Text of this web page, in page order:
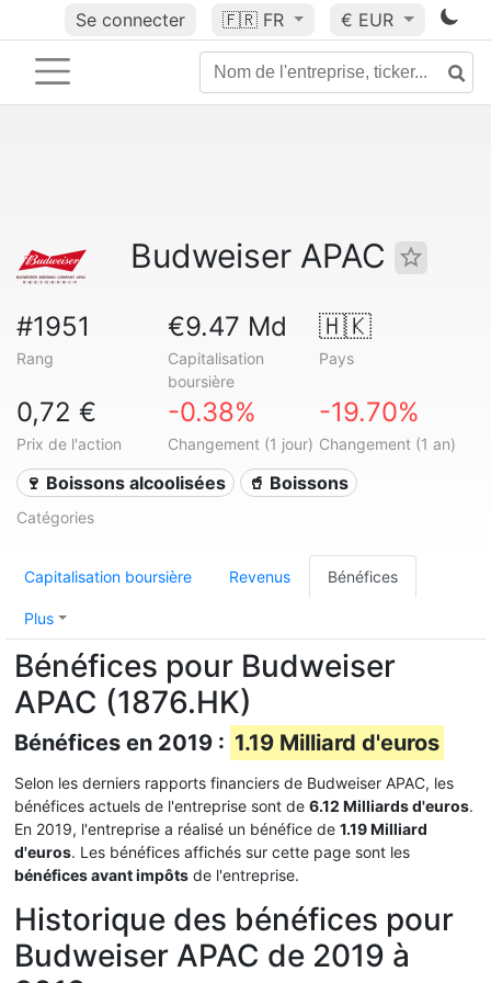
Se connecter 🇫🇷 FR € EUR
Budweiser APAC
#1951
Rang
€9.47 Md
Capitalisation
boursière
🇭🇰
Pays
0,72 €
Prix de l'action
-0.38%
Changement (1 jour)
-19.70%
Changement (1 an)
🍷 Boissons alcoolisées 🥤 Boissons
Catégories
Capitalisation boursière Revenus Bénéfices
Plus
Bénéfices pour Budweiser
APAC (1876.HK)
Bénéfices en 2019 : 1.19 Milliard d'euros
Selon les derniers rapports financiers de Budweiser APAC, les
bénéfices actuels de l'entreprise sont de 6.12 Milliards d'euros.
En 2019, l'entreprise a réalisé un bénéfice de 1.19 Milliard
d'euros. Les bénéfices affichés sur cette page sont les
bénéfices avant impôts de l'entreprise.
Historique des bénéfices pour
Budweiser APAC de 2019 à